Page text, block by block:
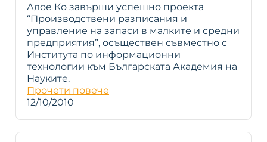
Алое Ко завърши успешно проекта
“Производствени разписания и
управление на запаси в малките и средни
предприятия”, осъществен съвместно с
Института по информационни
технологии към Българската Академия на
Науките.
Прочети повече
12/10/2010